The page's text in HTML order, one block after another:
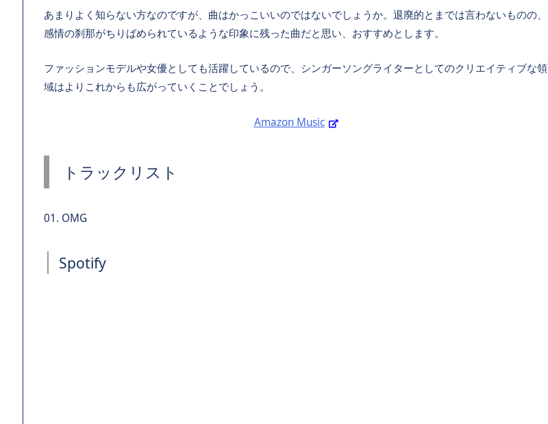
あまりよく知らない方なのですが、曲はかっこいいのではないでしょうか。退廃的とまでは言わないものの、
感情の刹那がちりばめられているような印象に残った曲だと思い、おすすめとします。
ファッションモデルや女優としても活躍しているので、シンガーソングライターとしてのクリエイティブな領
域はよりこれからも広がっていくことでしょう。
Amazon Music
トラックリスト
01. OMG
Spotify